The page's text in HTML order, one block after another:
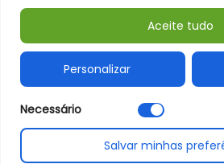
Personalizar
Aceite tudo
Necessário
Salvar minhas
© Póvoa de Lanhoso 2026